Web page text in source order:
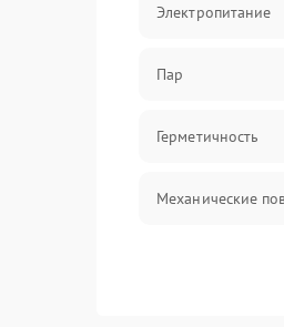
Электропитание
Пар
Герметичность
Механические